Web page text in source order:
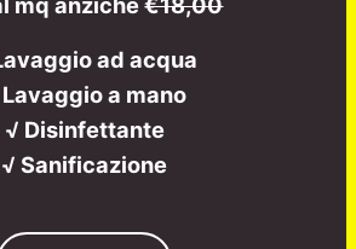
ad acqua
a mano
√ Disinfettante
√ Sanificazione